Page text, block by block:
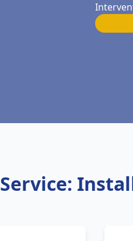
Service: